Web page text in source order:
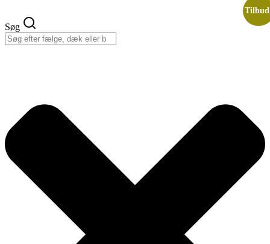
indhold
Søg